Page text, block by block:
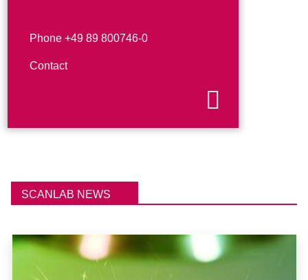
Phone +49 89 800746-0
Contact
SCANLAB NEWS